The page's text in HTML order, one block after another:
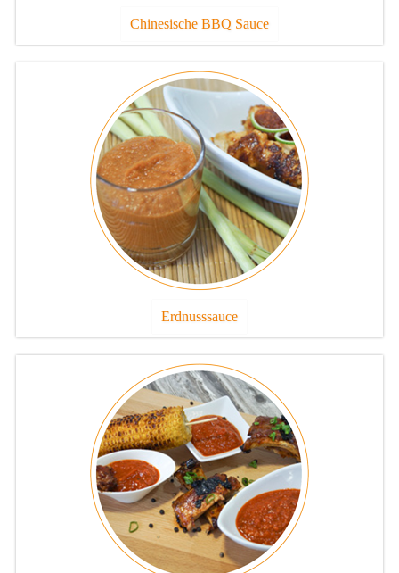
Chinesische BBQ Sauce
Erdnusssauce